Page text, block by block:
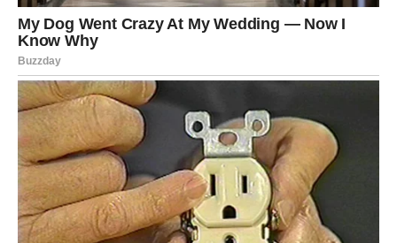
Slavica Rokvić: Snaga i Dignitet
Nakon Marinkove smrti, Slavica Rokvić postala je simbol
snage i digniteta. Njena uloga kao supruge i majke nikada nije
bila samo u pozadini; ona je aktivno učestvovala u životima
svojih sinova i unučadi. Tokom godina, Slavica je postala
ključna figura koja je okupljala porodicu, organizovala
porodične prostore i čuvajući duh zajedništva. Njena ljubav i